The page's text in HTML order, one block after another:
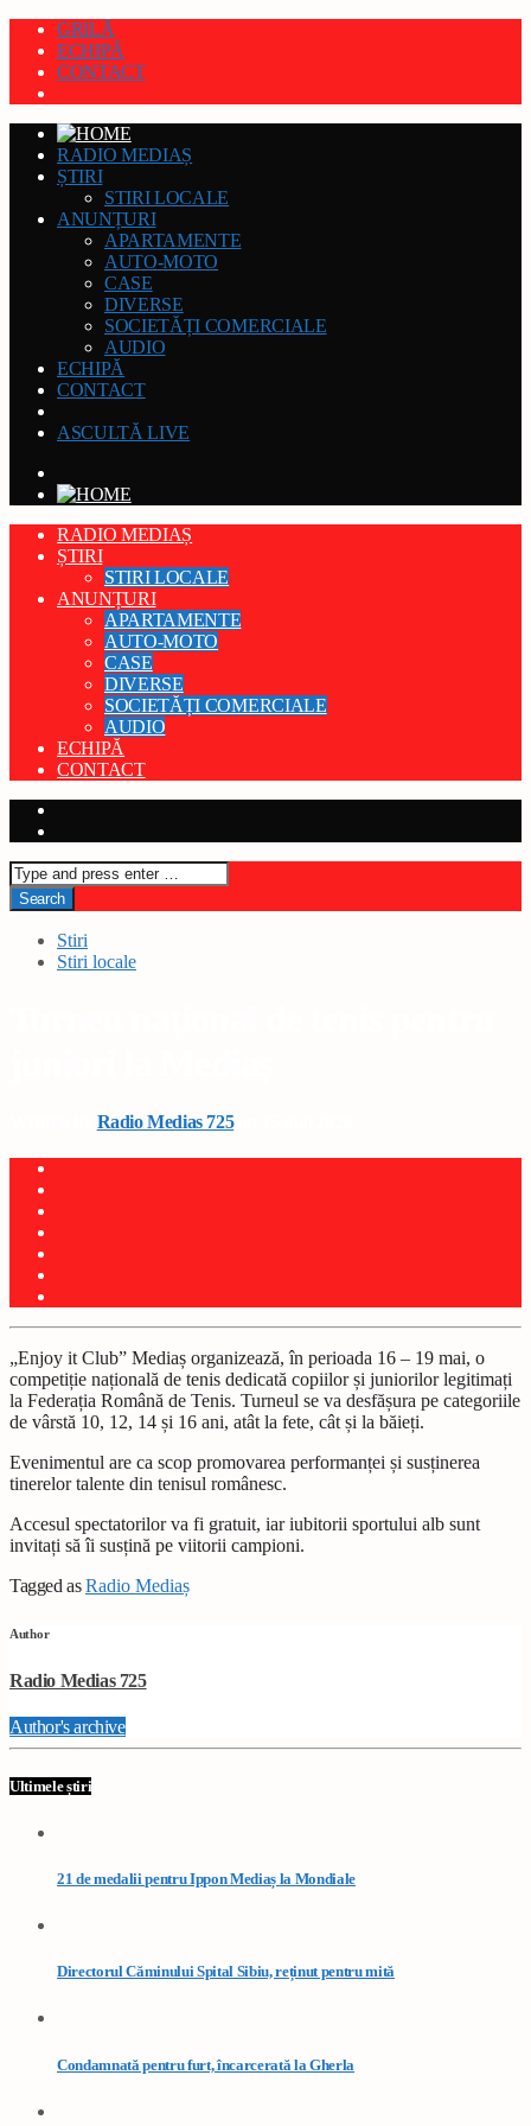
GRILĂ
ECHIPĂ
CONTACT
RADIO MEDIAȘ
ȘTIRI
STIRI LOCALE
ANUNȚURI
APARTAMENTE
AUTO-MOTO
CASE
DIVERSE
SOCIETĂȚI COMERCIALE
AUDIO
ECHIPĂ
CONTACT
ASCULTĂ LIVE
RADIO MEDIAȘ
ȘTIRI
STIRI LOCALE
ANUNȚURI
APARTAMENTE
AUTO-MOTO
CASE
DIVERSE
SOCIETĂȚI COMERCIALE
AUDIO
ECHIPĂ
CONTACT
Stiri
Stiri locale
Radio Medias 725on 15 mai 2026
„Enjoy it Club” Mediaș organizează, în perioada 16 – 19 mai, o
competiție națională de tenis dedicată copiilor și juniorilor legitimați
la Federația Română de Tenis. Turneul se va desfășura pe categoriile
de vârstă 10, 12, 14 și 16 ani, atât la fete, cât și la băieți.
Evenimentul are ca scop promovarea performanței și susținerea
tinerelor talente din tenisul românesc.
Accesul spectatorilor va fi gratuit, iar iubitorii sportului alb sunt
invitați să îi susțină pe viitorii campioni.
Tagged asRadio Mediaș
Author
Radio Medias 725
Author's archive
Ultimele știri
21 de medalii pentru Ippon Mediaș la Mondiale
Directorul Căminului Spital Sibiu, reținut pentru mită
Condamnată pentru furt, încarcerată la Gherla